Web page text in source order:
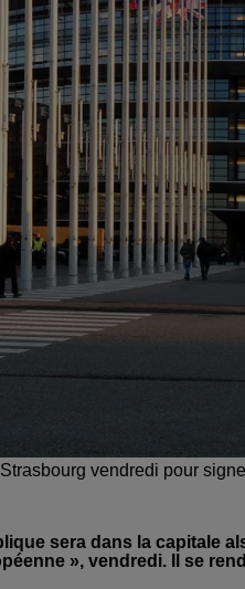
vendredi pour
sera dans la capitale
», vendredi. Il se